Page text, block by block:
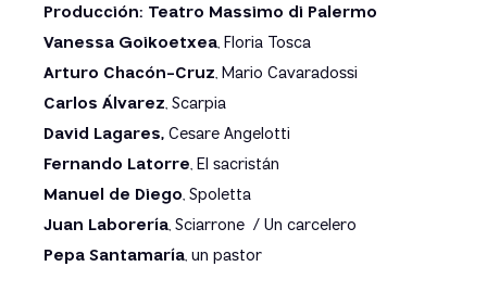
Producción: Teatro Massimo di Palermo
Vanessa Goikoetxea, Floria Tosca
Arturo Chacón-Cruz, Mario Cavaradossi
Carlos Álvarez, Scarpia
David Lagares, Cesare Angelotti
Fernando Latorre, El sacristán
Manuel de Diego, Spoletta
Juan Laborería, Sciarrone / Un carcelero
Pepa Santamaría, un pastor